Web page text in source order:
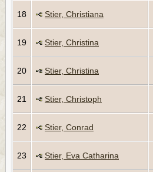
18 Stier, Christiana
19 Stier, Christina
20 Stier, Christina
21 Stier, Christoph
22 Stier, Conrad
23 Stier, Eva Catharina